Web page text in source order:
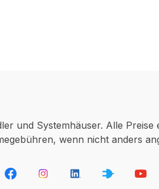
und Systemhäuser. Alle
wenn nicht anders